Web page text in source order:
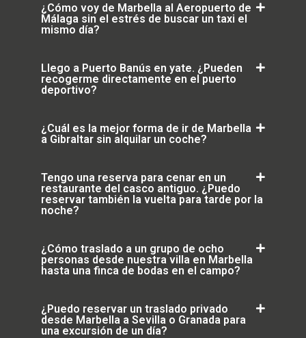
¿Cómo voy de Marbella al Aeropuerto de
Málaga sin el estrés de buscar un taxi el
mismo día?
Llego a Puerto Banús en yate. ¿Pueden
recogerme directamente en el puerto
deportivo?
¿Cuál es la mejor forma de ir de Marbella
a Gibraltar sin alquilar un coche?
Tengo una reserva para cenar en un
restaurante del casco antiguo. ¿Puedo
reservar también la vuelta para tarde por la
noche?
¿Cómo traslado a un grupo de ocho
personas desde nuestra villa en Marbella
hasta una finca de bodas en el campo?
¿Puedo reservar un traslado privado
desde Marbella a Sevilla o Granada para
una excursión de un día?